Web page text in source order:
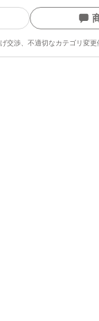
サラダ #旬 #おい
れたて #お取り寄
交渉、不適切なカテゴリ変更